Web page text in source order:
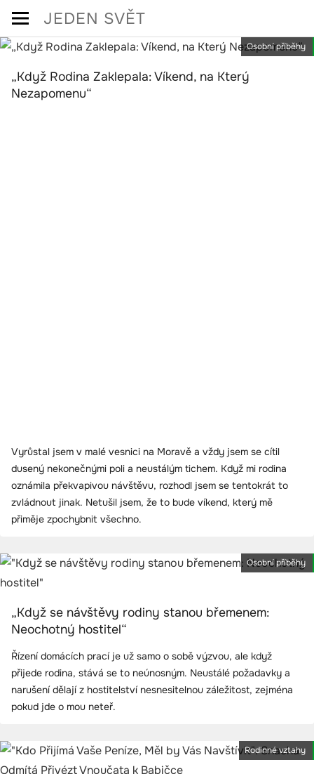
Skip
content
JEDEN SVĚT
Osobní příběhy
„Když Rodina Zaklepala: Víkend, na Který
Nezapomenu“
Vyrůstal jsem v malé vesnici na Moravě a vždy jsem se cítil
dusený nekonečnými poli a neustálým tichem. Když mi rodina
oznámila překvapivou návštěvu, rozhodl jsem se tentokrát to
zvládnout jinak. Netušil jsem, že to bude víkend, který mě
přiměje zpochybnit všechno.
Osobní příběhy
„Když se návštěvy rodiny stanou břemenem:
Neochotný hostitel“
Řízení domácích prací je už samo o sobě výzvou, ale když
přijede rodina, stává se to neúnosným. Neustálé požadavky a
narušení dělají z hostitelství nesnesitelnou záležitost, zejména
pokud jde o mou neteř.
Rodinné vztahy